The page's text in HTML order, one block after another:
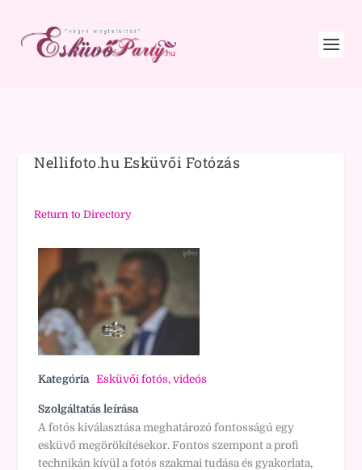
Nellifoto.hu Esküvői Fotózás
Return to Directory
Kategória Esküvői fotós, videós
Szolgáltatás leírása
A fotós kiválasztása meghatározó fontosságú egy
esküvő megörökítésekor. Fontos szempont a profi
technikán kívül a fotós szakmai tudása és gyakorlata,